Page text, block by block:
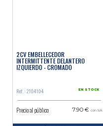
2CV EMBELLECEDOR
INTERMITTENTE DELANTERO
IZQUIERDO - CROMADO
Ref. : 2104104 EN STOCK
Precio al público 7.90 € con IVA